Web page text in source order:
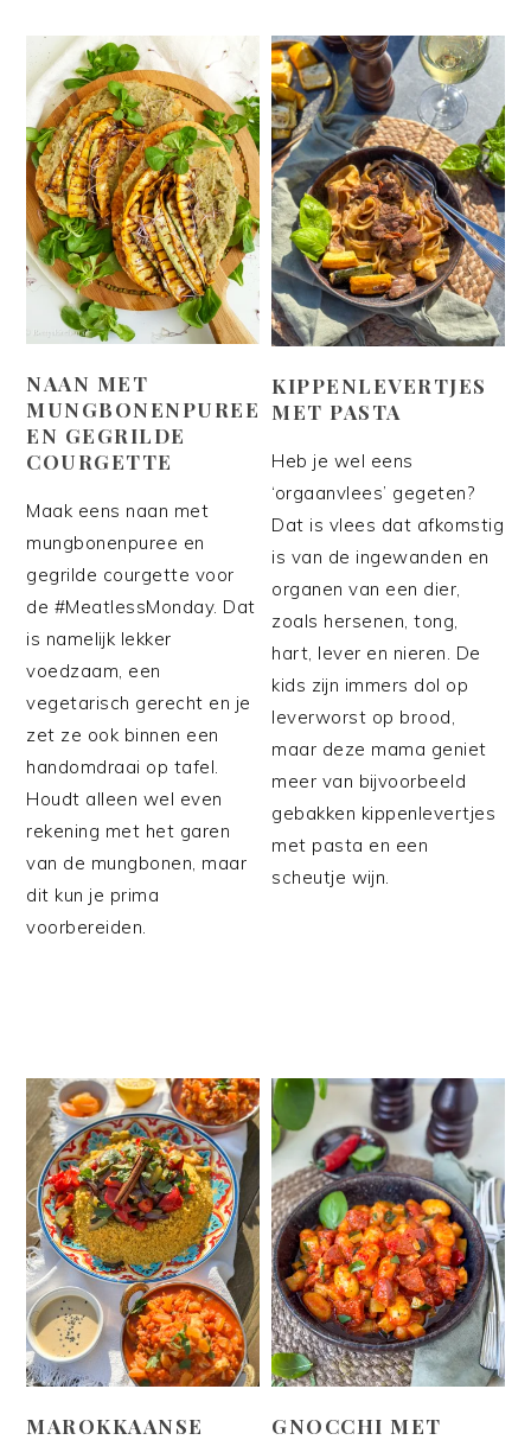
NAAN MET
MUNGBONENPUREE
EN GEGRILDE
COURGETTE
Maak eens naan met
mungbonenpuree en
gegrilde courgette voor
de #MeatlessMonday. Dat
is namelijk lekker
voedzaam, een
vegetarisch gerecht en je
zet ze ook binnen een
handomdraai op tafel.
Houdt alleen wel even
rekening met het garen
van de mungbonen, maar
dit kun je prima
voorbereiden.
KIPPENLEVERTJES
MET PASTA
Heb je wel eens
‘orgaanvlees’ gegeten?
Dat is vlees dat afkomstig
is van de ingewanden en
organen van een dier,
zoals hersenen, tong,
hart, lever en nieren. De
kids zijn immers dol op
leverworst op brood,
maar deze mama geniet
meer van bijvoorbeeld
gebakken kippenlevertjes
met pasta en een
scheutje wijn.
MAROKKAANSE
GNOCCHI MET